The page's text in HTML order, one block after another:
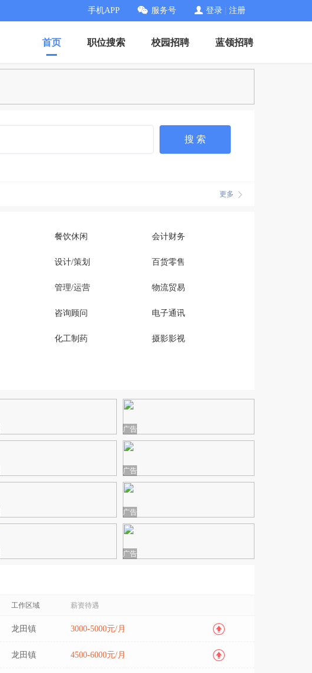
手机APP 服务号 登录 注册
首页 职位搜索 校园招聘 蓝领招聘
搜 索
更多
餐饮休闲 会计财务
设计/策划 百货零售
管理/运营 物流贸易
咨询顾问 电子通讯
化工制药 摄影影视
广告
广告
广告
广告
工作区域 薪资待遇
龙田镇 3000-5000元/月
龙田镇 4500-6000元/月